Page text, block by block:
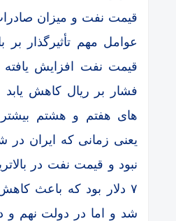
قیمت نفت و میزان
عوامل مهم تأثیرگذار بر
قیمت نفت افزایش
فشار بر ریال کاهش یابد
های هفتم و هشتم
یعنی زمانی که ایران در
نبود و قیمت نفت در
۷ دلار بود که باعث
شد و اما در دولت نهم و